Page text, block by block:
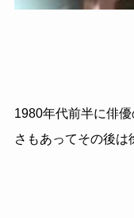
1980年代前半に俳
さもあってその後は